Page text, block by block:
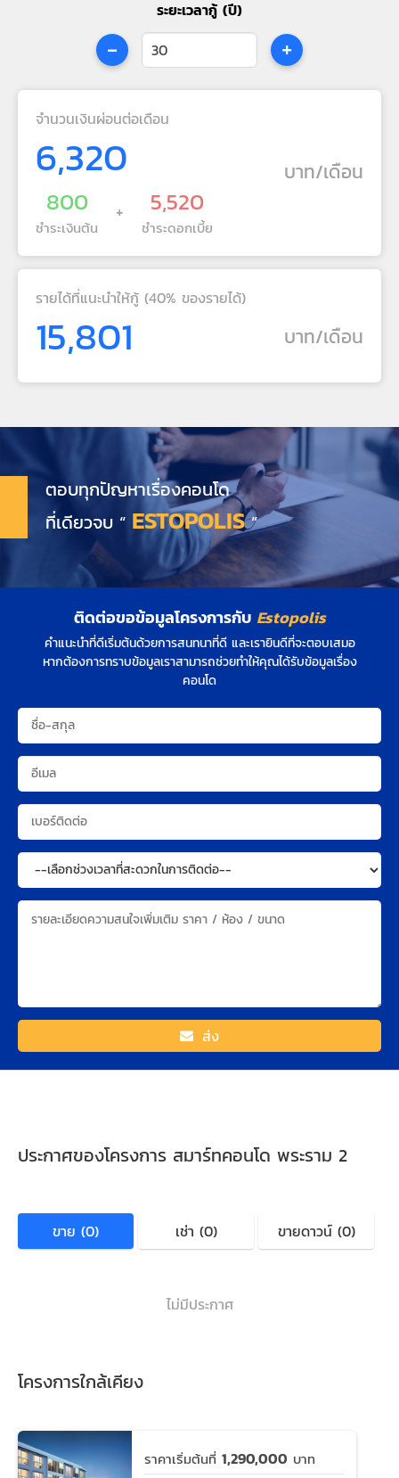
ระยะเวลากู้ (ปี)
- +
จำนวนเงินผ่อนต่อเดือน
6,320 บาท/เดือน
800
ชำระเงินต้น
+ 5,520
ชำระดอกเบี้ย
รายได้ที่แนะนำให้กู้ (40% ของรายได้)
15,801 บาท/เดือน
ตอบทุกปัญหาเรื่องคอนโด
ที่เดียวจบ “ ESTOPOLIS”
ติดต่อขอข้อมูลโครงการกับ Estopolis
คำแนะนำที่ดีเริ่มต้นด้วยการสนทนาที่ดี และเรายินดีที่จะตอบเสมอ
หากต้องการทราบข้อมูลเราสามารถช่วยทำให้คุณได้รับข้อมูลเรื่อง
คอนโด
ส่ง
ประกาศของโครงการ สมาร์ทคอนโด พระราม 2
ขาย (0) เช่า (0) ขายดาวน์ (0)
ไม่มีประกาศ
โครงการใกล้เคียง
ราคาเริ่มต้นที่ 1,290,000 บาท